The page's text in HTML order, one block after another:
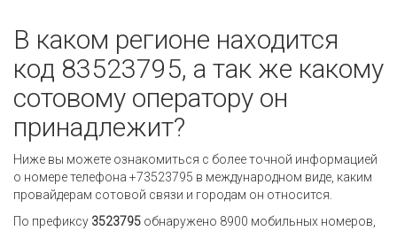
В каком регионе находится
код 83523795, а так же какому
сотовому оператору он
принадлежит?
Ниже вы можете ознакомиться с более точной информацией
о номере телефона +73523795 в международном виде, каким
провайдерам сотовой связи и городам он относится.
По префиксу 3523795 обнаружено 8900 мобильных номеров,